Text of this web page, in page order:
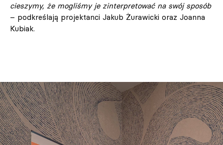
cieszymy, że mogliśmy je zinterpretować na swój sposób
– podkreślają projektanci Jakub Żurawicki oraz Joanna
Kubiak.